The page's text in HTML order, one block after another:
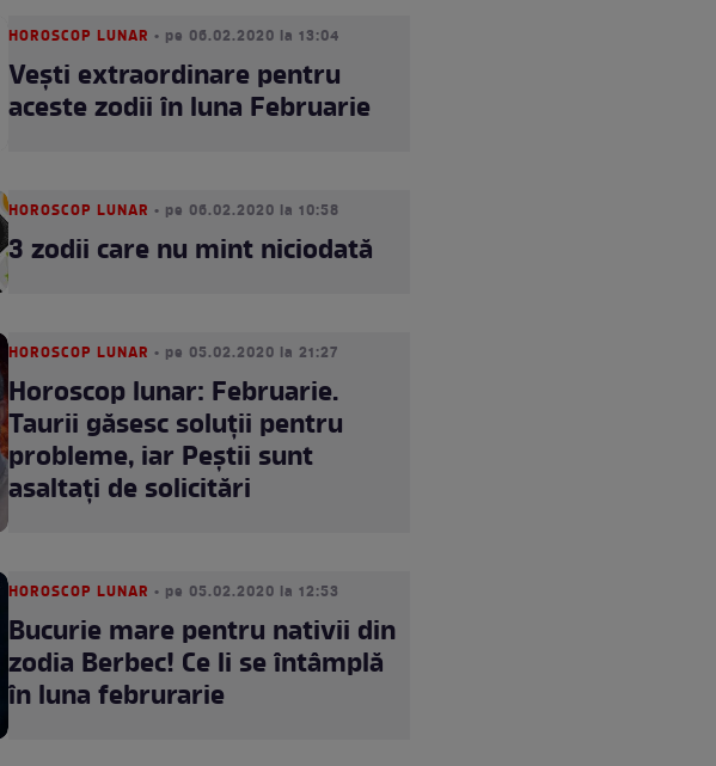
HOROSCOP LUNAR • pe 06.02.2020 la 13:04
Vești extraordinare pentru
aceste zodii în luna Februarie
HOROSCOP LUNAR • pe 06.02.2020 la 10:58
3 zodii care nu mint niciodată
HOROSCOP LUNAR • pe 05.02.2020 la 21:27
Horoscop lunar: Februarie.
Taurii găsesc soluţii pentru
probleme, iar Peştii sunt
asaltaţi de solicitări
HOROSCOP LUNAR • pe 05.02.2020 la 12:53
Bucurie mare pentru nativii din
zodia Berbec! Ce li se întâmplă
în luna februrarie